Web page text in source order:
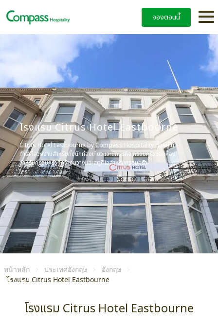
จองตอนนี้
โรงแรม Citrus Hotel Eastbourne
Citrus Hotel Eastbourne by Compass Hospitality ตั้งอยู่ใน
ทำเลที่สวยงามสำหรับทั้งนักท่องเที่ยวและนักธุรกิจ ครอบครัวชอบห้อง
สำหรับครอบครัวที่กว้างขวางและสตูดิโอสำหรับครอบครัว
หน้าหลัก ประเทศอังกฤษ
อังกฤษ
โรงแรม Citrus Hotel Eastbourne
โรงแรม Citrus Hotel Eastbourne